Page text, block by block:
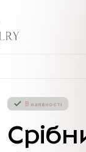
В наявності